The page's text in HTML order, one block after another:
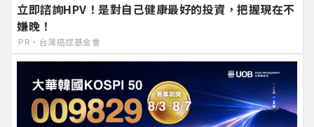
立即諮詢HPV！是對自己健康最好的投資，把握現在不
嫌晚！
PR・台灣癌症基金會